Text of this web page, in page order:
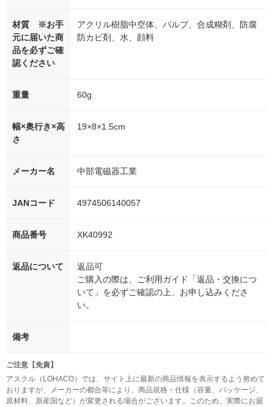
材質 ※お手
元に届いた商
品を必ずご確
認ください
アクリル樹脂中空体、パルプ、合成糊剤、防腐
防カビ剤、水、顔料
重量 60g
幅×奥行き×高
さ
19×8×1.5cm
メーカー名 中部電磁器工業
JANコード 4974506140057
商品番号 XK40992
返品について
返品可
ご購入の際は、ご利用ガイド「返品・交換につ
いて」を必ずご確認の上、お申し込みくださ
い。
備考
ご注意【免責】
アスクル（LOHACO）では、サイト上に最新の商品情報を表示するよう努めて
おりますが、メーカーの都合等により、商品規格・仕様（容量、パッケージ、
原材料、原産国など）が変更される場合がございます。このため、実際にお届